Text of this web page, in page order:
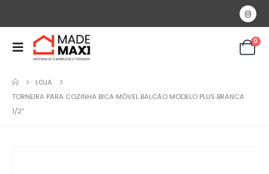
0
LOJA
TORNEIRA PARA COZINHA BICA MÓVEL BALCÃO MODELO PLUS BRANCA
1/2″